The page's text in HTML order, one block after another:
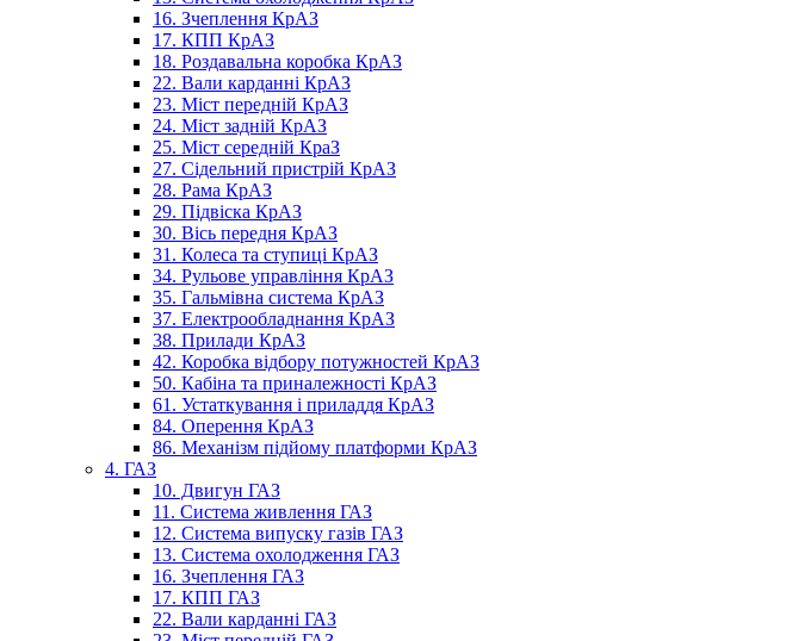
16. Зчеплення КрАЗ
17. КПП КрАЗ
18. Роздавальна коробка КрАЗ
22. Вали карданні КрАЗ
23. Міст передній КрАЗ
24. Міст задній КрАЗ
25. Міст середній КраЗ
27. Сідельний пристрій КрАЗ
28. Рама КрАЗ
29. Підвіска КрАЗ
30. Вісь передня КрАЗ
31. Колеса та ступиці КрАЗ
34. Рульове управління КрАЗ
35. Гальмівна система КрАЗ
37. Електрообладнання КрАЗ
38. Прилади КрАЗ
42. Коробка відбору потужностей КрАЗ
50. Кабіна та приналежності КрАЗ
61. Устаткування і приладдя КрАЗ
84. Оперення КрАЗ
86. Механізм підйому платформи КрАЗ
4. ГАЗ
10. Двигун ГАЗ
11. Система живлення ГАЗ
12. Система випуску газів ГАЗ
13. Система охолодження ГАЗ
16. Зчеплення ГАЗ
17. КПП ГАЗ
22. Вали карданні ГАЗ